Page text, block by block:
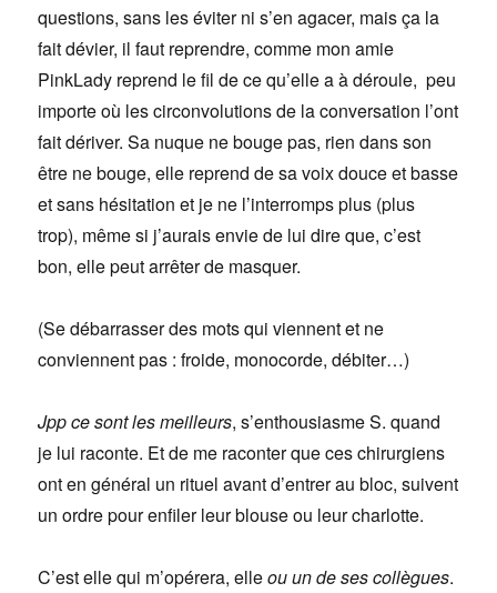
questions, sans les éviter ni s’en agacer, mais ça la
fait dévier, il faut reprendre, comme mon amie
PinkLady reprend le fil de ce qu’elle a à déroule, peu
importe où les circonvolutions de la conversation l’ont
fait dériver. Sa nuque ne bouge pas, rien dans son
être ne bouge, elle reprend de sa voix douce et basse
et sans hésitation et je ne l’interromps plus (plus
trop), même si j’aurais envie de lui dire que, c’est
bon, elle peut arrêter de masquer.
(Se débarrasser des mots qui viennent et ne
conviennent pas : froide, monocorde, débiter…)
Jpp ce sont les meilleurs, s’enthousiasme S. quand
je lui raconte. Et de me raconter que ces chirurgiens
ont en général un rituel avant d’entrer au bloc, suivent
un ordre pour enfiler leur blouse ou leur charlotte.
C’est elle qui m’opérera, elleou un de ses collègues.